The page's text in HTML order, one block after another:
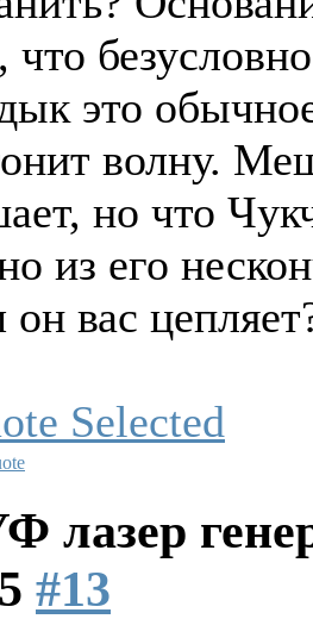
что
это
волну.
но что
из его
вас
лазер
#13